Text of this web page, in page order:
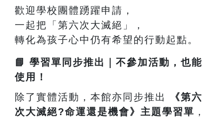
歡迎學校團體踴躍申請，
一起把「第六次大滅絕」，
轉化為孩子心中仍有希望的行動起點。
📘 學習單同步推出｜不參加活動，也能
使用！
除了實體活動，本館亦同步推出
《第六
次大滅絕?命運還是機會》主題學習單 ，